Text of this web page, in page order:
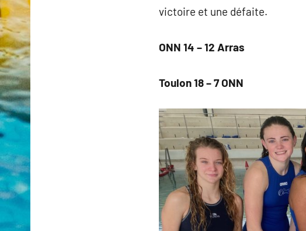
victoire et une défaite.
ONN 14 – 12 Arras
Toulon 18 – 7 ONN